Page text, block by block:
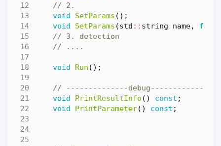
void
SetParams ();
void
SetParams (std :: string name,
void Run ();
void PrintResultInfo () const ;
void
PrintParameter() const ;